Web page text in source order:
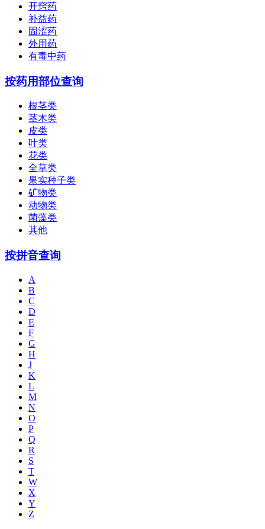
开窍药
补益药
固涩药
外用药
有毒中药
按药用部位查询
根茎类
茎木类
皮类
叶类
花类
全草类
果实种子类
矿物类
动物类
菌藻类
其他
按拼音查询
A
B
C
D
E
F
G
H
J
K
L
M
N
O
P
Q
R
S
T
W
X
Y
Z